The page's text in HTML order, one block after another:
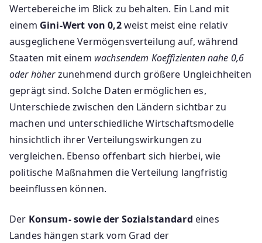
Wertebereiche im Blick zu behalten. Ein Land mit
einem Gini-Wert von 0,2weist meist eine relativ
ausgeglichene Vermögensverteilung auf, während
Staaten mit einem wachsendem Koeffizienten nahe 0,6
oder höherzunehmend durch größere Ungleichheiten
geprägt sind. Solche Daten ermöglichen es,
Unterschiede zwischen den Ländern sichtbar zu
machen und unterschiedliche Wirtschaftsmodelle
hinsichtlich ihrer Verteilungswirkungen zu
vergleichen. Ebenso offenbart sich hierbei, wie
politische Maßnahmen die Verteilung langfristig
beeinflussen können.
Der Konsum- sowie der Sozialstandard eines
Landes hängen stark vom Grad der